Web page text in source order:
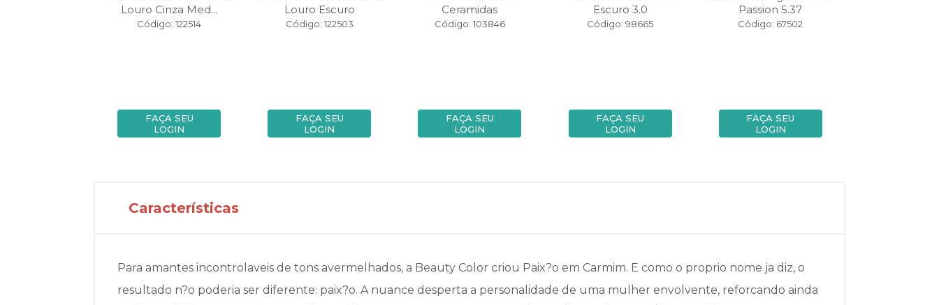
Louro Cinza Med...
Código: 122514
FAÇA SEU
LOGIN
Louro Escuro
Código: 122503
FAÇA SEU
LOGIN
Ceramidas
Código: 103846
FAÇA SEU
LOGIN
Escuro 3.0
Código: 98665
FAÇA SEU
LOGIN
Passion 5.37
Código: 67502
FAÇA SEU
LOGIN
Características
Para amantes incontrolaveis de tons avermelhados, a Beauty Color criou Paix?o em Carmim. E como o proprio nome ja diz, o
resultado n?o poderia ser diferente: paix?o. A nuance desperta a personalidade de uma mulher envolvente, reforcando ainda